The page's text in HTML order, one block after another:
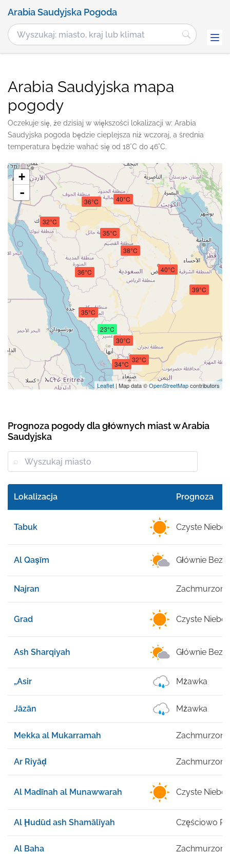
Arabia Saudyjska Pogoda
Arabia Saudyjska mapa
pogody
Oczekuje się, że dzisiaj w większości lokalizacji w: Arabia
Saudyjska pogoda będzie cieplejsza niż wczoraj, a średnia
temperatura będzie wahać się od 18°C do 46°C.
32°C
38°C
32°C
35°C
39°C
30°C
34°C
35°C
40°C
36°C
40°C
23°C
36°C
+
-
Leaflet| Map data ©OpenStreetMapcontributors
Prognoza pogody dla głównych miast w Arabia
Saudyjska
Lokalizacja Prognoza
Tabuk Czyste Niebo
Al Qaşīm Głównie
Najran Zachmurzone
Grad Czyste Niebo
Ash Sharqiyah Głównie
„Asir Mżawka
Jāzān Mżawka
Mekka al Mukarramah Zachmurzone
Ar Riyāḑ Zachmurzone
Al Madīnah al Munawwarah Czyste Niebo
Al Ḩudūd ash Shamālīyah Częściowo
Al Baha Zachmurzone